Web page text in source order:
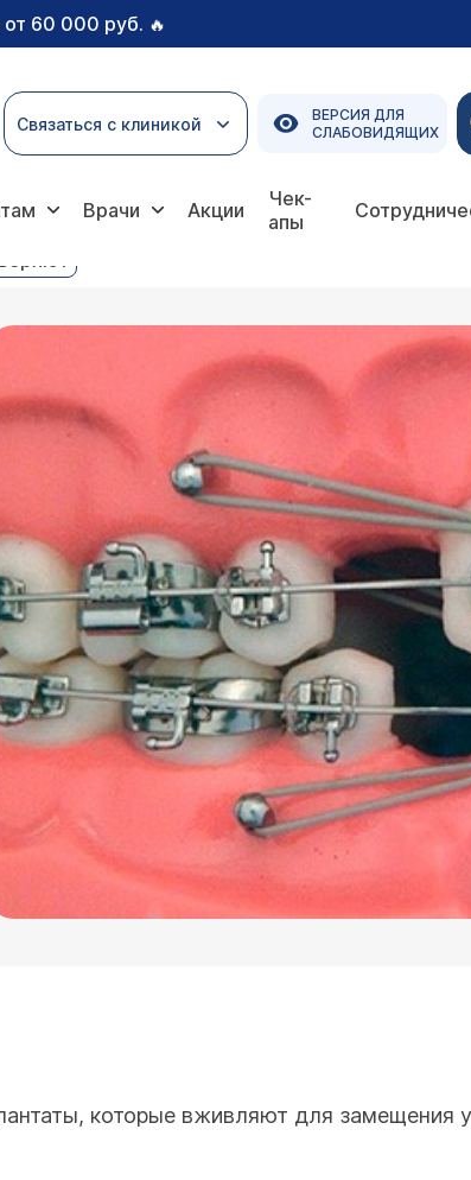
от 60 000 руб. 🔥
Связаться с клиникой
ВЕРСИЯ ДЛЯ
СЛАБОВИДЯЩИХ
Врачи Акции
Чек-
апы
которые вживляют для замещения